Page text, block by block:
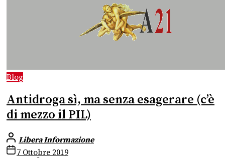
Blog
Antidroga sì, ma senza esagerare (c’è
di mezzo il PIL)
Libera Informazione
7 Ottobre 2019